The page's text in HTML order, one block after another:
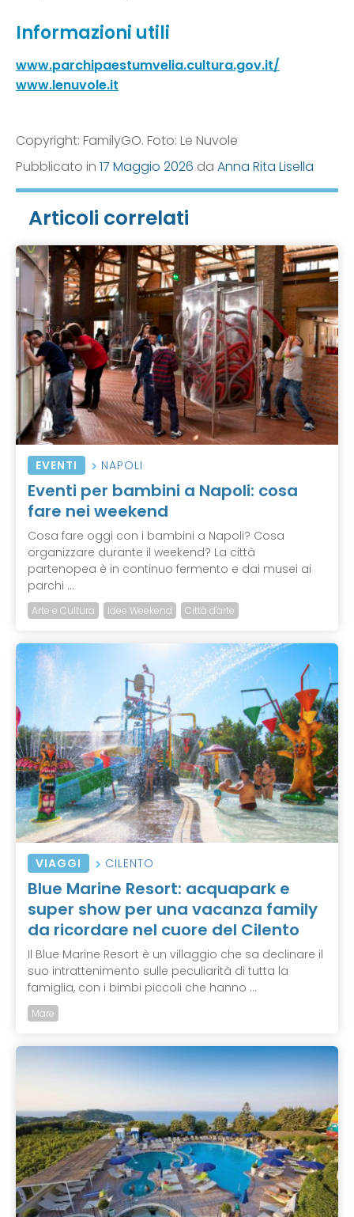
Informazioni utili
www.parchipaestumvelia.cultura.gov.it/
www.lenuvole.it
Copyright: FamilyGO. Foto: Le Nuvole
Pubblicato in 17 Maggio 2026 da Anna Rita Lisella
Articoli correlati
EVENTI NAPOLI
Eventi per bambini a Napoli: cosa
fare nei weekend
Cosa fare oggi con i bambini a Napoli? Cosa
organizzare durante il weekend? La città
partenopea è in continuo fermento e dai musei ai
parchi ...
Arte e Cultura Idee Weekend Città d'arte
VIAGGI CILENTO
Blue Marine Resort: acquapark e
super show per una vacanza family
da ricordare nel cuore del Cilento
Il Blue Marine Resort è un villaggio che sa declinare il
suo intrattenimento sulle peculiarità di tutta la
famiglia, con i bimbi piccoli che hanno ...
Mare